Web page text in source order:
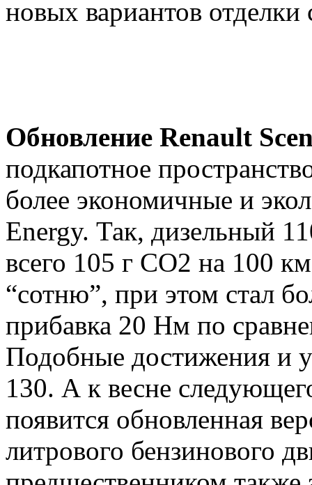
новых вариантов отделки
Обновление Renault
подкапотное
более экономичные и
Energy. Так, дизельный
всего 105 г CO2 на 100
“сотню”, при этом стал
прибавка 20 Нм по
Подобные достижения и
130. А к весне
появится обновленная
литрового бензинового